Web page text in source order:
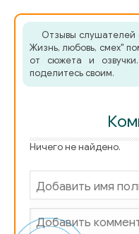
Отзывы
Жизнь, любовь, смех"
от сюжета и
поделитесь своим.
Ничего не найдено.